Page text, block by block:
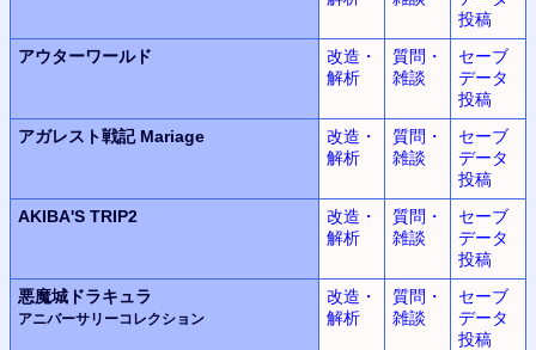
投稿
アウターワールド
改造・
解析
質問・
雑談
セーブ
データ
投稿
アガレスト戦記 Mariage
改造・
解析
質問・
雑談
セーブ
データ
投稿
AKIBA'S TRIP2
改造・
解析
質問・
雑談
セーブ
データ
投稿
悪魔城ドラキュラ
アニバーサリーコレクション
改造・
解析
質問・
雑談
セーブ
データ
投稿